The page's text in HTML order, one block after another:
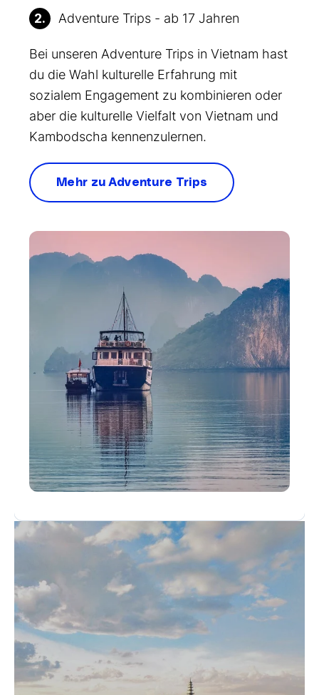
2. Adventure Trips - ab 17 Jahren
Bei unseren Adventure Trips in Vietnam hast
du die Wahl kulturelle Erfahrung mit
sozialem Engagement zu kombinieren oder
aber die kulturelle Vielfalt von Vietnam und
Kambodscha kennenzulernen.
Mehr zu Adventure Trips